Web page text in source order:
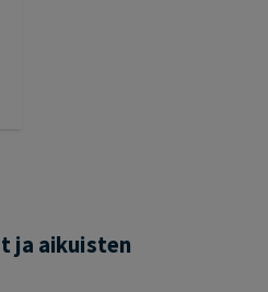
ja aikuisten